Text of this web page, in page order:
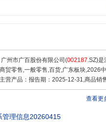
与广州友谊完成重大资产重组,打造区
文旅,专注发展区域市场。2022年,广百
业最高荣誉一一国家“金鼎百货店”称号。
广州市广百股份有限公司(002187.SZ)是深交所主板上市公司,广
商贸零售,一般零售,百货,广东板块,2026中报扭亏,破增发价股,破净股,内贸流通,深股通,机构重仓,零售概念,首发经济,预制菜概念,退税商店,免税概念,新零售,网红经济,央
主营产品：报告期：2025-12-31,商品销售收入28.56亿 ，占比83.7% ，利润5.31亿 ，占比55.12% ，毛利率18.58%；租赁收入3.31亿 ，占比9.7% ，利润2.17亿 ，占比22.52% ，毛利率65.51%；提供服务收入2.25亿 ，
查看更
管理信息20260415